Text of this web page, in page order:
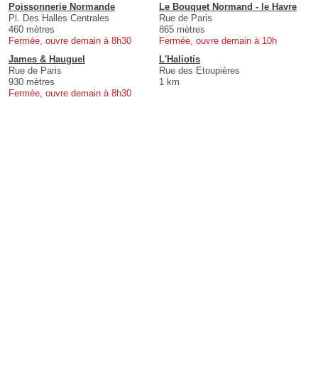
Poissonnerie Normande
Pl. Des Halles Centrales
460 mètres
Fermée, ouvre demain à 8h30
Le Bouquet Normand - le Havre
Rue de Paris
865 mètres
Fermée, ouvre demain à 10h
James & Hauguel
Rue de Paris
930 mètres
Fermée, ouvre demain à 8h30
L'Haliotis
Rue des Etoupières
1 km